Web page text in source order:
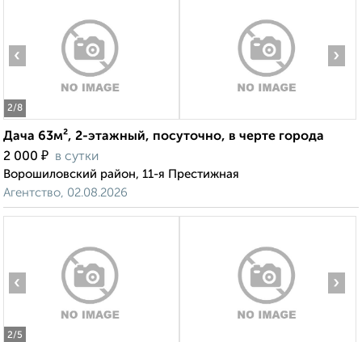
2/8
‹ ›
Дача 63м², 2-этажный, посуточно, в черте города
2 000 ₽ в сутки
Ворошиловский район, 11-я Престижная
Агентство, 02.08.2026
2/5
‹ ›